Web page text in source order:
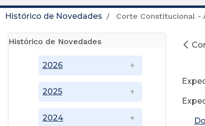
Histórico de Novedades Corte Constitucional -
Histórico de Novedades
2024
2025
2026